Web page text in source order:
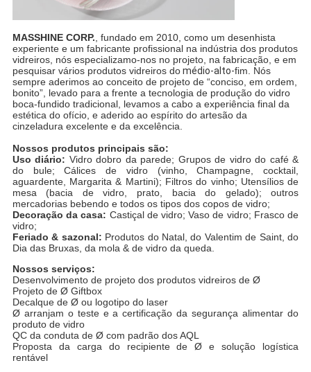
MASSHINE CORP., fundado em 2010, como um desenhista
experiente e um fabricante profissional na indústria dos produtos
vidreiros, nós especializamo-nos no projeto, na fabricação, e em
pesquisar vários produtos vidreiros domédio-alto-fim. Nós
sempre aderimos ao conceito de projeto de “conciso, em ordem,
bonito”, levado para a frente a tecnologia de produção do vidro
boca-fundido tradicional, levamos a cabo a experiência final da
estética do ofício, e aderido ao espírito do artesão da
cinzeladura excelente e da excelência.
Nossos produtos principais são:
Uso diário: Vidro dobro da parede; Grupos de vidro do café &
do bule; Cálices de vidro (vinho, Champagne, cocktail,
aguardente, Margarita & Martini); Filtros do vinho; Utensílios de
mesa (bacia de vidro, prato, bacia do gelado); outros
mercadorias bebendo e todos os tipos dos copos de vidro;
Decoração da casa: Castiçal de vidro; Vaso de vidro; Frasco de
vidro;
Feriado & sazonal: Produtos do Natal, do Valentim de Saint, do
Dia das Bruxas, da mola & de vidro da queda.
Nossos serviços:
Desenvolvimento de projeto dos produtos vidreiros de Ø
Projeto de Ø Giftbox
Decalque de Ø ou logotipo do laser
Ø arranjam o teste e a certificação da segurança alimentar do
produto de vidro
QC da conduta de Ø com padrão dos AQL
Proposta da carga do recipiente de Ø e solução logística
rentável